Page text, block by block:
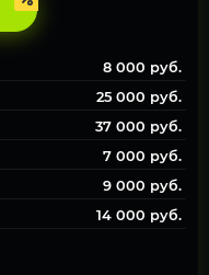
8 000 руб.
25 000 руб.
37 000 руб.
7 000 руб.
9 000 руб.
14 000 руб.